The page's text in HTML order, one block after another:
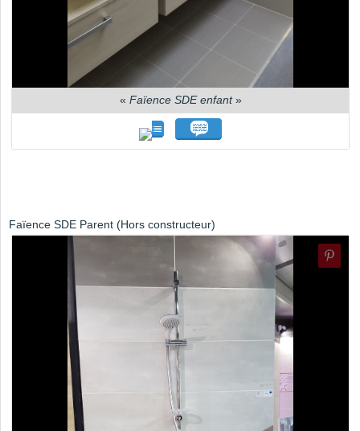
« Faïence SDE enfant»
Faïence SDE Parent (Hors constructeur)